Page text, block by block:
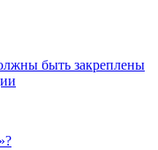
быть закреплены